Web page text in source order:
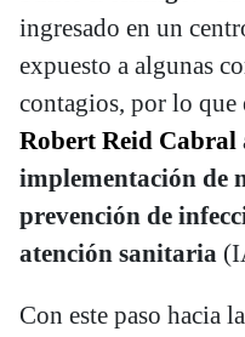
ingresado en un
expuesto a algunas
contagios, por lo que
Robert Reid Cabral
implementación de
prevención de
atención sanitaria
Con este paso hacia